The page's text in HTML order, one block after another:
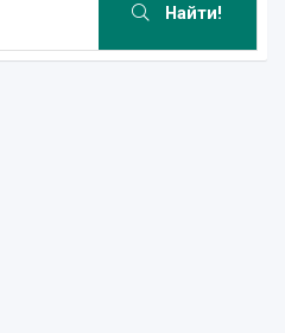
Найти!